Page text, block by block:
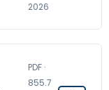
2026
PDF ·
855.7